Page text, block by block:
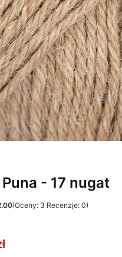
Puna - 17 nugat
(Oceny: 3 Recenzje: 0)